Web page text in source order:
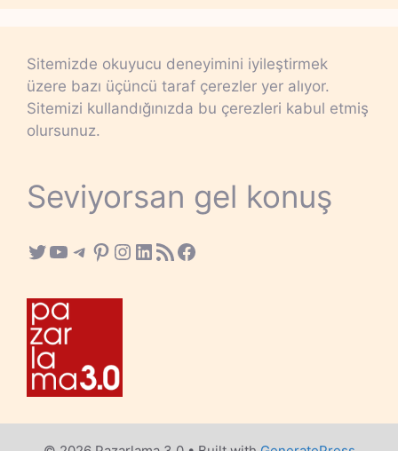
Sitemizde okuyucu deneyimini iyileştirmek
üzere bazı üçüncü taraf çerezler yer alıyor.
Sitemizi kullandığınızda bu çerezleri kabul etmiş
olursunuz.
Seviyorsan gel konuş
Twitter
YouTube
Telegram
Pinterest
Instagram
LinkedIn
RSS FeedFacebook